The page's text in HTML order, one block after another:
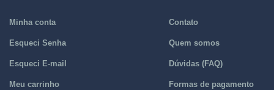
Minha conta
Esqueci Senha
Esqueci E-mail
Meu carrinho
Contato
Quem somos
Dúvidas (FAQ)
Formas de pagamento